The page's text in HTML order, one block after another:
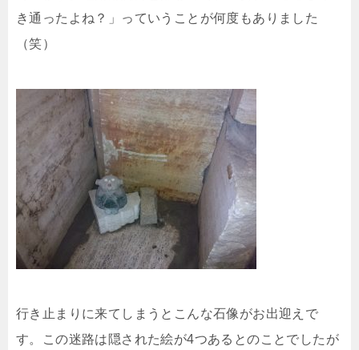
き通ったよね？」っていうことが何度もありました
（笑）
行き止まりに来てしまうとこんな石像がお出迎えで
す。この迷路は隠された絵が4つあるとのことでしたが